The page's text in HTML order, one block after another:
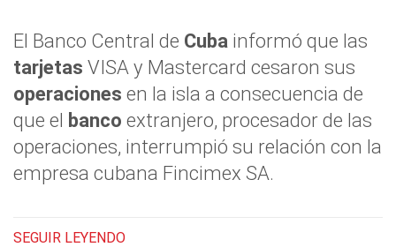
El Banco Central de Cuba informó que las
tarjetas VISA y Mastercard cesaron sus
operaciones en la isla a consecuencia de
que el banco extranjero, procesador de las
operaciones, interrumpió su relación con la
empresa cubana Fincimex SA.
SEGUIR LEYENDO